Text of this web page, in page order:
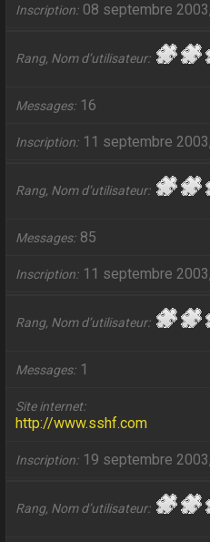
Inscription 08 septembre
Rang, Nom d’utilisateur
Messages 16
Inscription 11 septembre
Rang, Nom d’utilisateur
Messages 85
Inscription 11 septembre
Rang, Nom d’utilisateur
Messages 1
Site internet
http://www.sshf.com
Inscription 19 septembre
Rang, Nom d’utilisateur